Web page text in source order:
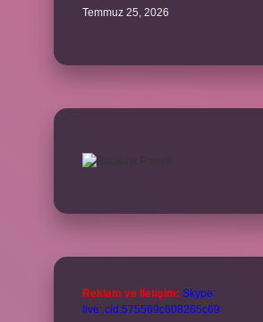
Temmuz 25, 2026
Reklam ve İletişim: Skype:
live:.cid.575569c608265c69